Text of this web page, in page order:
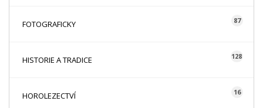
FOTOGRAFICKY 87
HISTORIE A TRADICE 128
HOROLEZECTVÍ 16